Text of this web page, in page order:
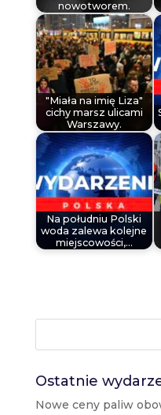
nowotworem.
"Miała na imię Liza"
cichy marsz ulicami
Warszawy.
Na południu Polski
woda zalewa kolejne
miejscowości,…
Ostatnie
Nowe ceny paliw